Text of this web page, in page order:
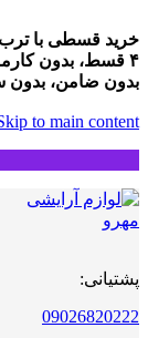
خرید قسطی با
۴ قسط، بدون کارمزد
بدون ضامن، بدون
to main content
پشتیانی:
09026820222